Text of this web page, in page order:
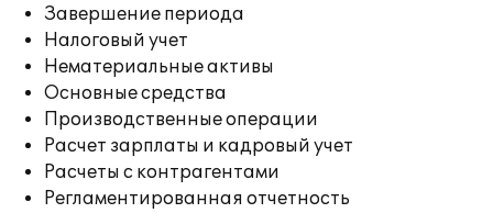
Завершение периода
Налоговый учет
Нематериальные активы
Основные средства
Производственные операции
Расчет зарплаты и кадровый учет
Расчеты с контрагентами
Регламентированная отчетность